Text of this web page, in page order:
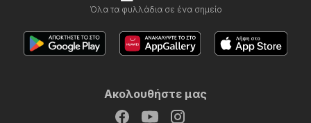
Όλα τα φυλλάδια σε ένα σημείο
Ακολουθήστε μας